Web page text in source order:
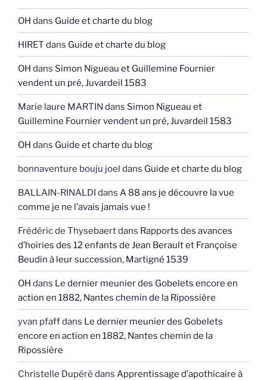
OH dans Guide et charte du blog
HIRET dans Guide et charte du blog
OH dans Simon Nigueau et Guillemine Fournier
vendent un pré, Juvardeil 1583
Marie laure MARTIN dans Simon Nigueau et
Guillemine Fournier vendent un pré, Juvardeil 1583
OH dans Guide et charte du blog
bonnaventure bouju joel dans Guide et charte du blog
BALLAIN-RINALDI dans A 88 ans je découvre la vue
comme je ne l’avais jamais vue !
Frédéric de Thysebaertdans Rapports des avances
d’hoiries des 12 enfants de Jean Berault et Françoise
Beudin à leur succession, Martigné 1539
OH dans Le dernier meunier des Gobelets encore en
action en 1882, Nantes chemin de la Ripossière
yvan pfaffdans Le dernier meunier des Gobelets
encore en action en 1882, Nantes chemin de la
Ripossière
Christelle Dupéré dans Apprentissage d’apothicaire à